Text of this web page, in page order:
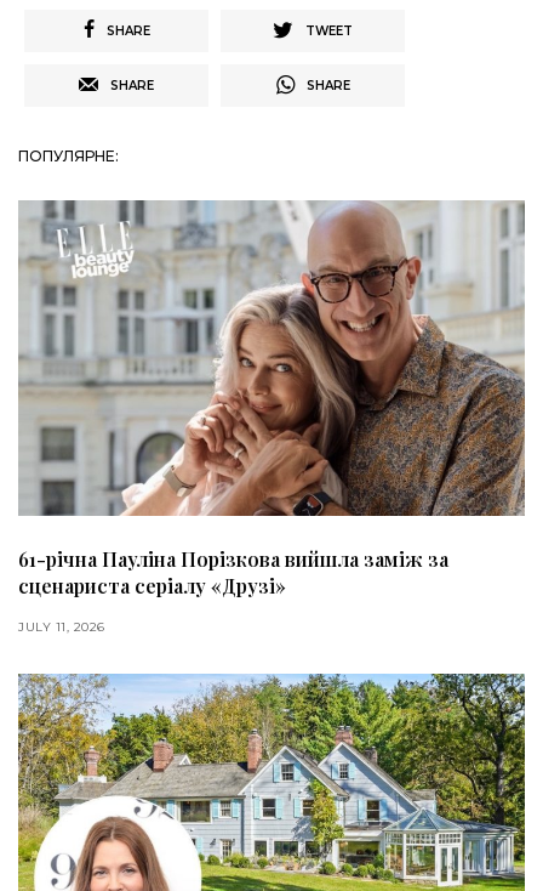
SHARE TWEET
SHARE SHARE
ПОПУЛЯРНЕ:
61-річна Пауліна Порізкова вийшла заміж за
сценариста серіалу «Друзі»
JULY 11, 2026